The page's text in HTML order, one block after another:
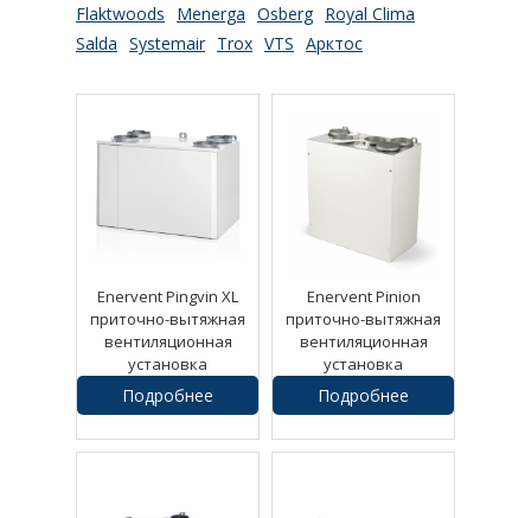
Flaktwoods Menerga Osberg Royal Clima
Salda Systemair Trox VTS Арктос
Enervent Pingvin XL
приточно-вытяжная
вентиляционная
установка
1руб.
Подробнее
Enervent Pinion
приточно-вытяжная
вентиляционная
установка
1руб.
Подробнее